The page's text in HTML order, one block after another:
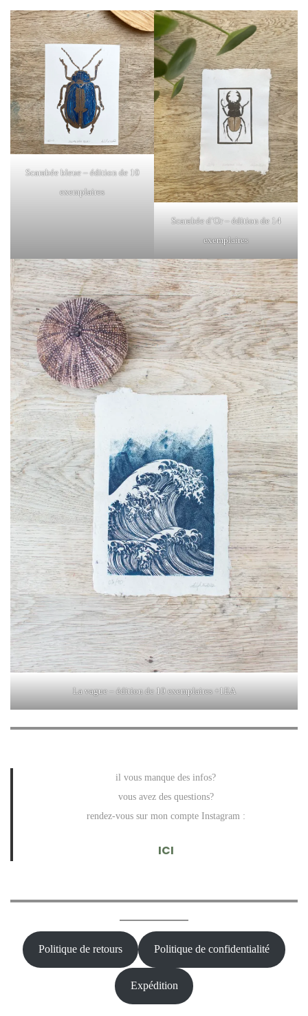
Scarabée bleue – édition de 10
exemplaires
Scarabée d’Or – édition de 14
exemplaires
La vague – édition de 10 exemplaires +1EA
il vous manque des infos?
vous avez des questions?
rendez-vous sur mon compte Instagram :
ICI
Politique de retours Politique de confidentialité
Expédition